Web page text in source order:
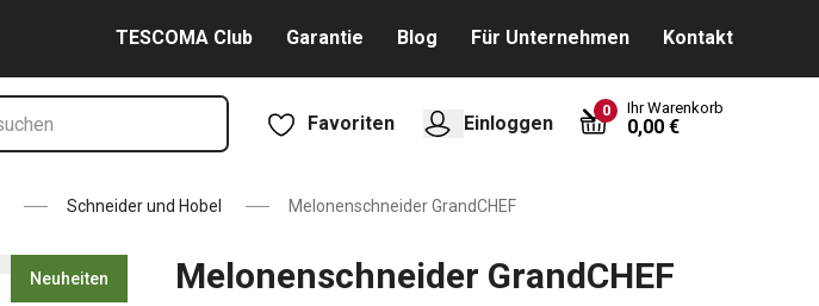
TESCOMA Club Garantie Blog Für Unternehmen Kontakt
Favoriten Einloggen
0 Ihr Warenkorb
0,00 €
Schneider und Hobel Melonenschneider GrandCHEF
Neuheiten Melonenschneider GrandCHEF